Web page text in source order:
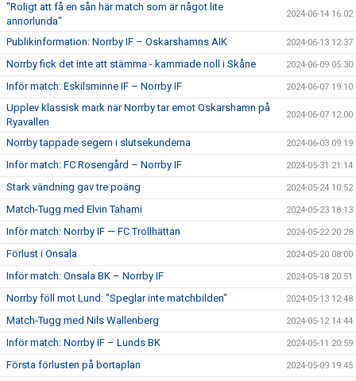
"Roligt att få en sån här match som är något lite
annorlunda"
2024-06-14 16:02
Publikinformation: Norrby IF – Oskarshamns AIK 2024-06-13 12:37
Norrby fick det inte att stämma - kammade noll i Skåne 2024-06-09 05:30
Inför match: Eskilsminne IF – Norrby IF 2024-06-07 19:10
Upplev klassisk mark när Norrby tar emot Oskarshamn på
Ryavallen
2024-06-07 12:00
Norrby tappade segern i slutsekunderna 2024-06-03 09:19
Inför match: FC Rosengård – Norrby IF 2024-05-31 21:14
Stark vändning gav tre poäng 2024-05-24 10:52
Match-Tugg med Elvin Tahami 2024-05-23 18:13
Inför match: Norrby IF — FC Trollhättan 2024-05-22 20:28
Förlust i Onsala 2024-05-20 08:00
Inför match: Onsala BK – Norrby IF 2024-05-18 20:51
Norrby föll mot Lund: "Speglar inte matchbilden" 2024-05-13 12:48
Match-Tugg med Nils Wallenberg 2024-05-12 14:44
Inför match: Norrby IF – Lunds BK 2024-05-11 20:59
Första förlusten på bortaplan 2024-05-09 19:45